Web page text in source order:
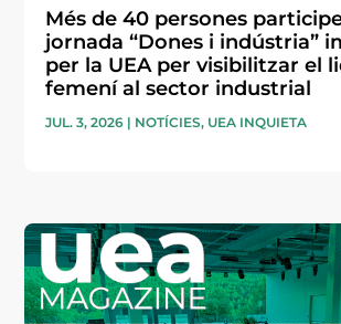
Més de 40 persones
jornada “Dones i indústria”
per la UEA per visibilitzar el
femení al sector industrial
JUL. 3, 2026 | NOTÍCIES, UEA INQUIETA